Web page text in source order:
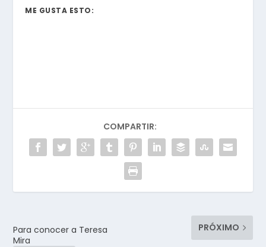
ME GUSTA ESTO:
COMPARTIR:
Para conocer a Teresa
Mira
PRÓXIMO